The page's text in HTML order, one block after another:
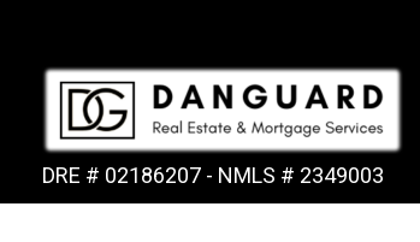
DRE # 02186207 - NMLS # 2349003